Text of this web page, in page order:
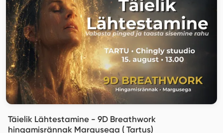
Täielik Lähtestamine - 9D Breathwork
hingamisrännak Margusega ( Tartus)